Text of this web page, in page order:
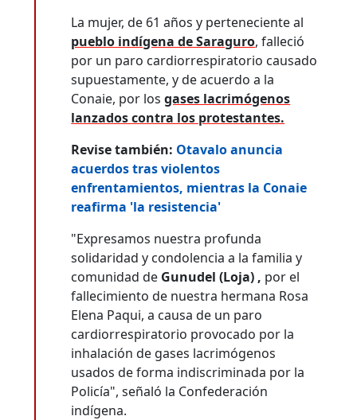
La mujer, de 61 años y perteneciente al
pueblo indígena de Saraguro, falleció
por un paro cardiorrespiratorio causado
supuestamente, y de acuerdo a la
Conaie, por losgases lacrimógenos
lanzados contra los protestantes.
Revise también: Otavalo anuncia
acuerdos tras violentos
enfrentamientos, mientras la Conaie
reafirma 'la resistencia'
"Expresamos nuestra profunda
solidaridad y condolencia a la familia y
comunidad de Gunudel (Loja) , por el
fallecimiento de nuestra hermana Rosa
Elena Paqui, a causa de un paro
cardiorrespiratorio provocado por la
inhalación de gases lacrimógenos
usados de forma indiscriminada por la
Policía", señaló la Confederación
indígena.